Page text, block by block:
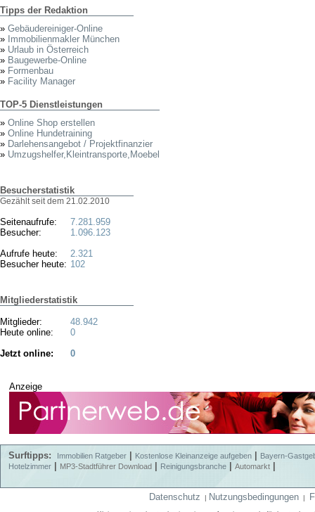
Tipps der Redaktion
» Gebäudereiniger-Online
» Immobilienmakler München
» Urlaub in Österreich
» Baugewerbe-Online
» Formenbau
» Facility Manager
TOP-5 Dienstleistungen
» Online Shop erstellen
» Online Hundetraining
» Darlehensangebot / Projektfinanzier
» Umzugshelfer,Kleintransporte,Moebel
Besucherstatistik
Gezählt seit dem 21.02.2010
Seitenaufrufe:
Besucher:
Aufrufe heute:
Besucher heute:
7.281.959
1.096.123
2.321
102
Mitgliederstatistik
Mitglieder:
Heute online:
48.942
0
Jetzt online:
0
Anzeige
Surftipps: Immobilien Ratgeber Kostenlose Kleinanzeige aufgeben
Bayern-
Hotelzimmer
MP3-Stadtführer Download Reinigungsbranche Automarkt
Datenschutz | Nutzungsbedingungen |